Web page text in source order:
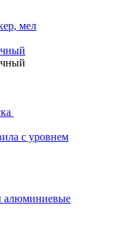
мел
с уровнем
алюминиевые